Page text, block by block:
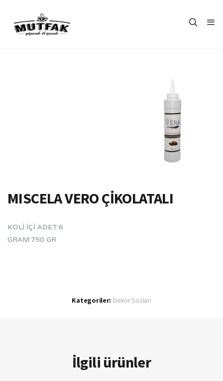
MISCELA VERO ÇİKOLATALI
KOLİ İÇİ ADET:6
GRAM:750 GR
Kategoriler: Dekor Sosları
İlgili ürünler